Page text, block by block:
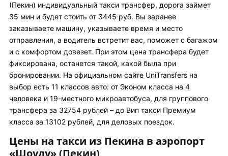
(Пекин) индивидуальный такси трансфер, дорога займет
35 мин и будет стоить от 3445 руб. Вы заранее
заказываете машину, указываете время и место
отправления, а водитель встретит вас, поможет с багажом
и с комфортом довезет. При этом цена трансфера будет
фиксирована, останется такой, какой была при
бронировании. На официальном сайте UniTransfers на
выбор есть 11 классов авто: от Эконом класса на 4
человека и 19-местного микроавтобуса, для группового
трансфера за 32754 рублей – до Вип такси Премиум
класса за 13102 рублей, для деловых поездок.
Цены на такси из Пекина в аэропорт
«Шоуду» (Пекин)